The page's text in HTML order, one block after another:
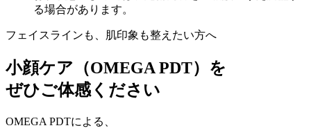
る場合があります。
フェイスラインも、肌印象も整えたい方へ
小顔ケア（OMEGA PDT）を
ぜひご体感ください
OMEGA PDTによる、